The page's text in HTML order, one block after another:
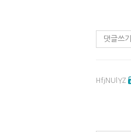
댓글쓰기
HfjNUlYZ